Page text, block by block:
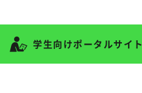
学生向けポータルサイト